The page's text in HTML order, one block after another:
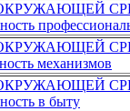
механизмов
в быту